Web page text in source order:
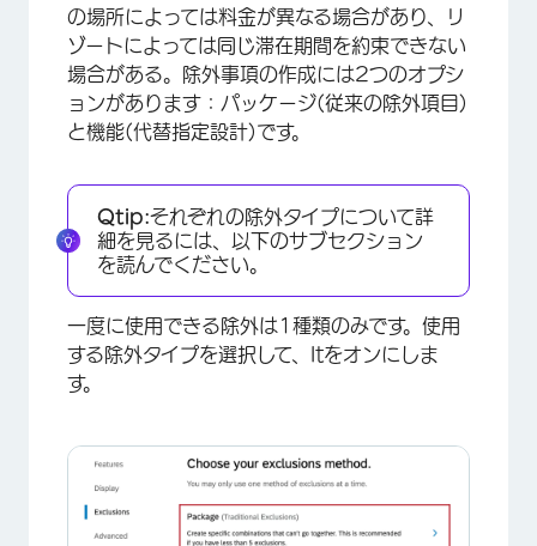
×
の場所によっては料金が異なる場合があり、リ
ゾートによっては同じ滞在期間を約束できない
場合がある。除外事項の作成には2つのオプシ
ョンがあります：パッケージ(従来の除外項目)
と機能(代替指定設計)です。
Qtip:それぞれの除外タイプについて詳
細を見るには、以下のサブセクション
を読んでください。
一度に使用できる除外は1種類のみです。使用
する除外タイプを選択して、Itをオンにしま
す。